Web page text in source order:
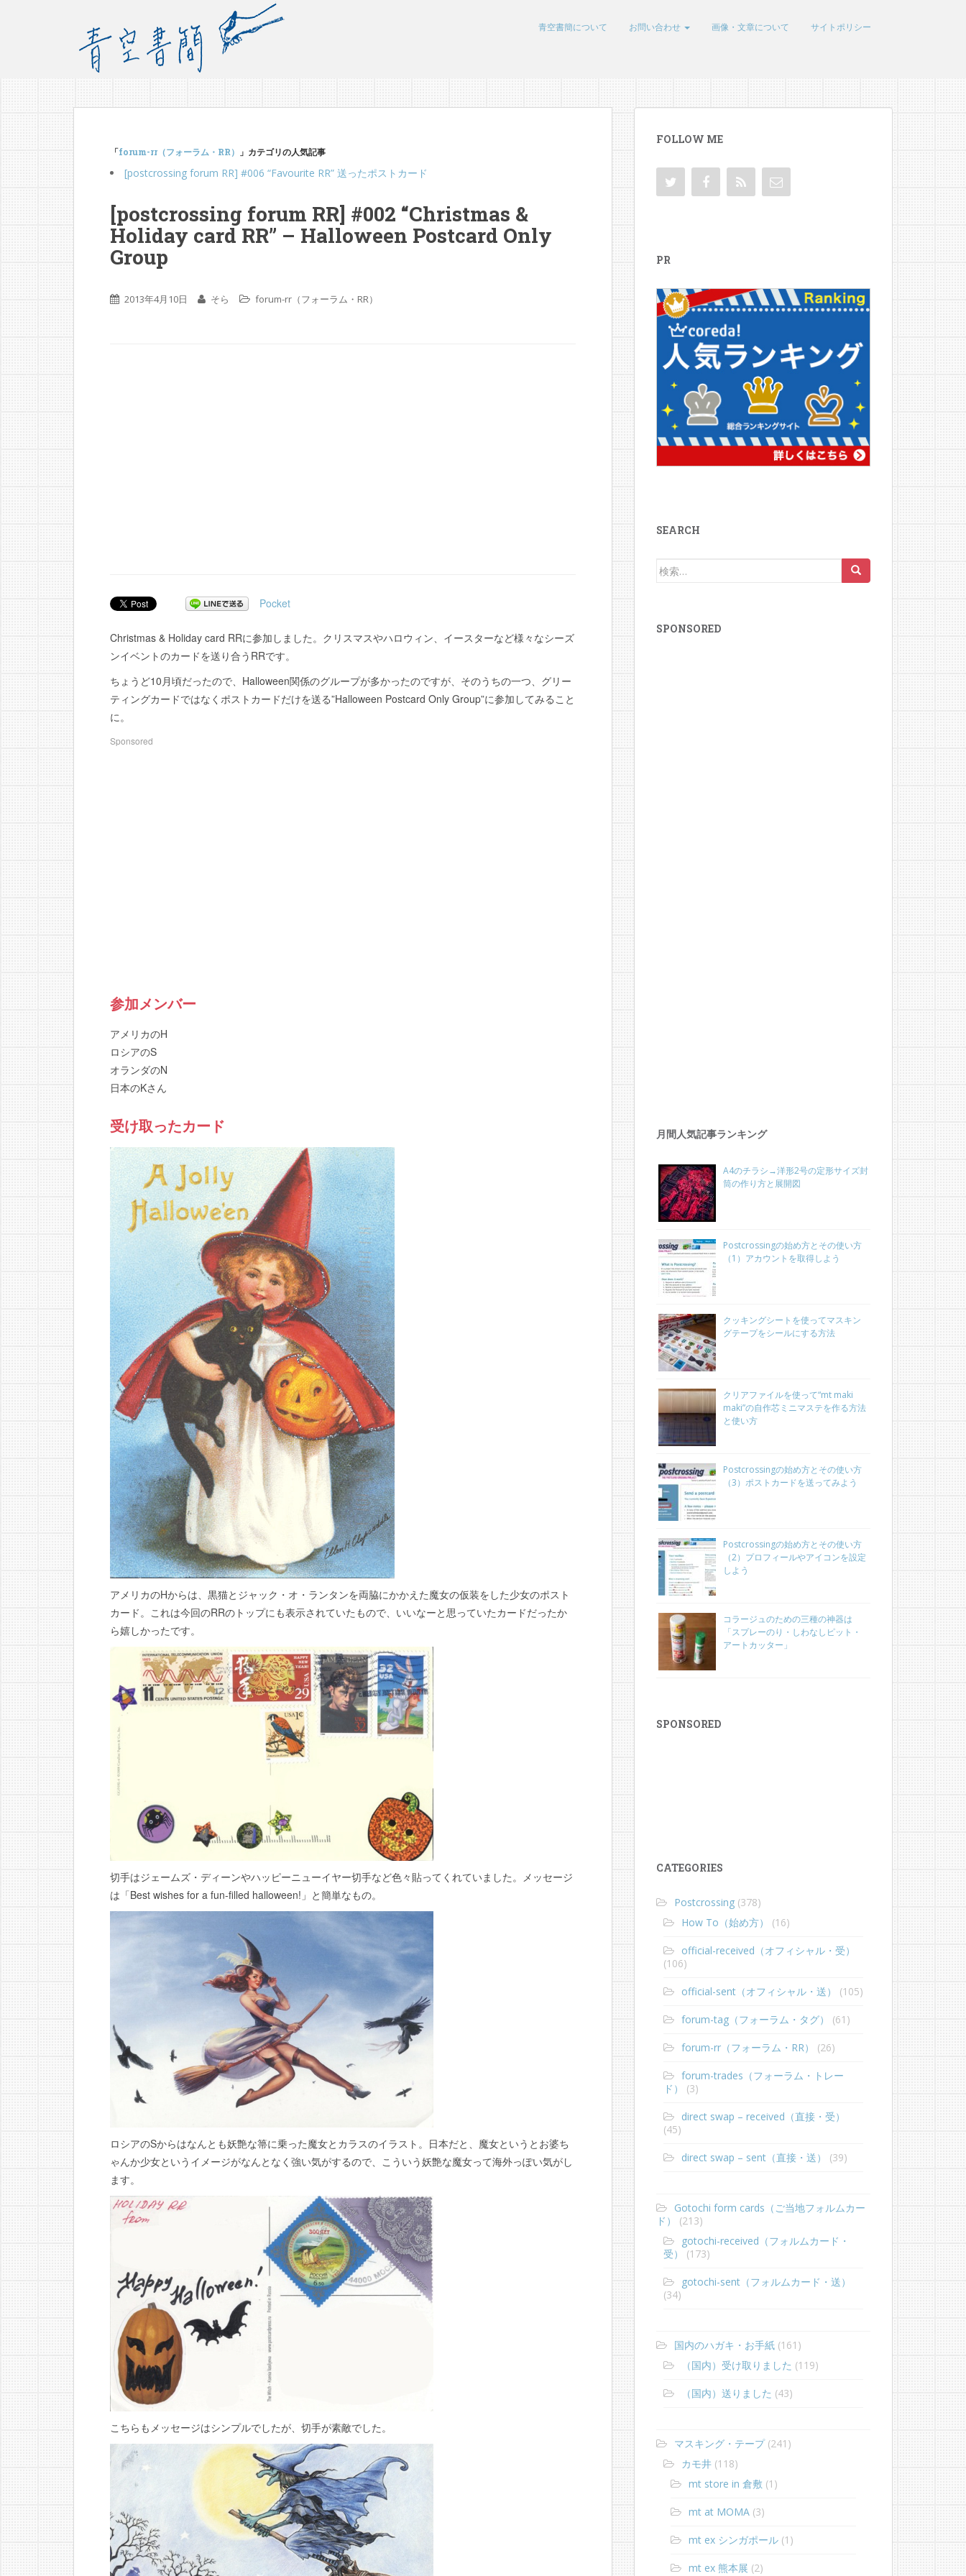
青空書簡について お問い合わせ 画像・文章について サイトポリシー
「forum-rr（フォーラム・RR） 」カテゴリの人気記事
[postcrossing forum RR] #006 “Favourite RR” 送ったポストカード
[postcrossing forum RR] #002 “Christmas &
Holiday card RR” – Halloween Postcard Only
Group
2013年4月10日 そら forum-rr（フォーラム・RR）
Pocket
Christmas & Holiday card RRに参加しました。クリスマスやハロウィン、イースターなど様々なシーズ
ンイベントのカードを送り合うRRです。
ちょうど10月頃だったので、Halloween関係のグループが多かったのですが、そのうちの一つ、グリー
ティングカードではなくポストカードだけを送る”Halloween Postcard Only Group”に参加してみること
に。
Sponsored
参加メンバー
アメリカのH
ロシアのS
オランダのN
日本のKさん
受け取ったカード
アメリカのHからは、黒猫とジャック・オ・ランタンを両脇にかかえた魔女の仮装をした少女のポスト
カード。これは今回のRRのトップにも表示されていたもので、いいなーと思っていたカードだったか
ら嬉しかったです。
切手はジェームズ・ディーンやハッピーニューイヤー切手など色々貼ってくれていました。メッセージ
は「Best wishes for a fun-filled halloween!」と簡単なもの。
ロシアのSからはなんとも妖艶な箒に乗った魔女とカラスのイラスト。日本だと、魔女というとお婆ち
ゃんか少女というイメージがなんとなく強い気がするので、こういう妖艶な魔女って海外っぽい気がし
ます。
こちらもメッセージはシンプルでしたが、切手が素敵でした。
FOLLOW ME
PR
SEARCH
検
SPONSORED
月間人気記事ランキング
A4のチラシ→洋形2号の定形サイズ封
筒の作り方と展開図
Postcrossingの始め方とその使い方
（1）アカウントを取得しよう
クッキングシートを使ってマスキン
グテープをシールにする方法
クリアファイルを使って“mt maki
maki”の自作芯ミニマステを作る方法
と使い方
Postcrossingの始め方とその使い方
（3）ポストカードを送ってみよう
Postcrossingの始め方とその使い方
（2）プロフィールやアイコンを設定
しよう
コラージュのための三種の神器は
「スプレーのり・しわなしピット・
アートカッター」
SPONSORED
CATEGORIES
Postcrossing (378)
How To（始め方）
(16)
official-received（オフィシャル・受）
(106)
official-sent（オフィシャル・送） (105)
forum-tag（フォーラム・タグ） (61)
forum-rr（フォーラム・RR） (26)
forum-trades（フォーラム・トレー
ド）
(3)
direct swap – received（直接・受）
(45)
direct swap – sent（直接・送） (39)
Gotochi form cards（ご当地フォルムカー
ド）
(213)
gotochi-received（フォルムカード・
受）
(173)
gotochi-sent（フォルムカード・送）
(34)
国内のハガキ・お手紙 (161)
（国内）受け取りました (119)
（国内）送りました (43)
マスキング・テープ(241)
カモ井 (118)
mt store in 倉敷 (1)
mt at MOMA (3)
mt ex シンガポール (1)
mt ex 熊本展 (2)